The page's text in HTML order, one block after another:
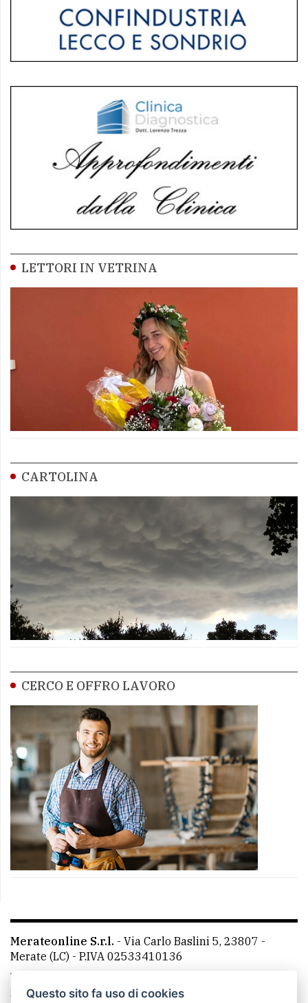
LETTORI IN VETRINA
CARTOLINA
CERCO E OFFRO LAVORO
Merateonline S.r.l. - Via Carlo Baslini 5, 23807 -
Merate (LC) - P.IVA 02533410136
Telefono:
mail: redazione@merateonline.it
Questo sito fa uso di cookies